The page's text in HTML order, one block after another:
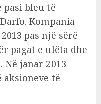
bleu të
Kompania
pas një sërë
pagat e ulëta dhe
janar 2013
aksioneve të